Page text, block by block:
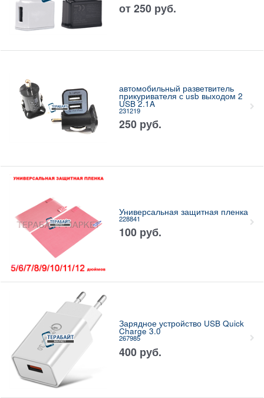
от 250 руб.
автомобильный разветвитель
прикуривателя с usb выходом 2
USB 2.1A
231219
250 руб.
Универсальная защитная пленка
228841
100 руб.
Зарядное устройство USB Quick
Charge 3.0
267985
400 руб.